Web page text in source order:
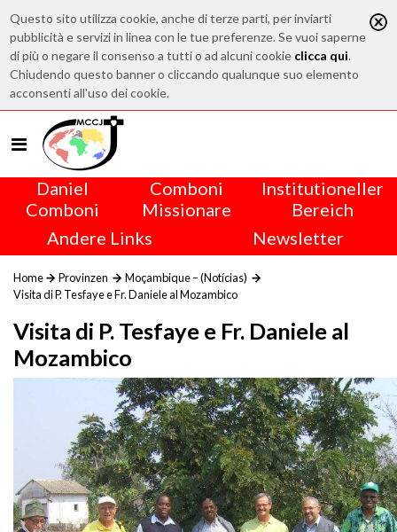
Questo sito utilizza cookie, anche di terze parti, per inviarti
pubblicità e servizi in linea con le tue preferenze. Se vuoi saperne
di più o negare il consenso a tutti o ad alcuni cookie clicca qui.
Chiudendo questo banner o cliccando qualunque suo elemento
acconsenti all'uso dei cookie.
Daniel
Comboni
Comboni
Missionare
Institutioneller
Bereich
Andere Links
Newsletter
Home Provinzen
Moçambique – (Notícias)
Visita di P. Tesfaye e Fr. Daniele al Mozambico
Visita di P. Tesfaye e Fr. Daniele al
Mozambico